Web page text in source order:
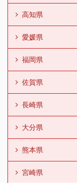
高知県
愛媛県
福岡県
佐賀県
長崎県
大分県
熊本県
宮崎県